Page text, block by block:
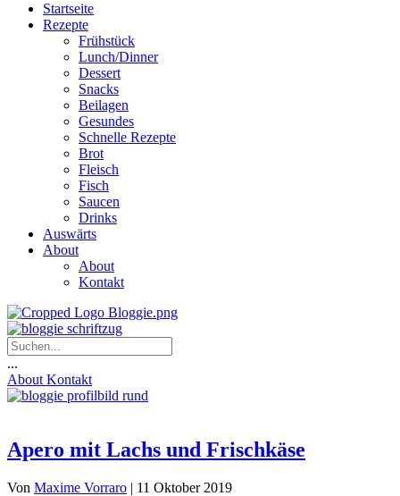
Startseite
Rezepte
Frühstück
Lunch/Dinner
Dessert
Snacks
Beilagen
Gesundes
Schnelle Rezepte
Brot
Fleisch
Fisch
Saucen
Drinks
Auswärts
About
About
Kontakt
...
About Kontakt
Apero mit Lachs und Frischkäse
Von Maxime Vorraro | 11 Oktober 2019